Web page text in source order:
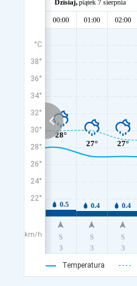
°C
38°
36°
34°
32°
30°
28°
26°
24°
22°
km/h
Temperatura